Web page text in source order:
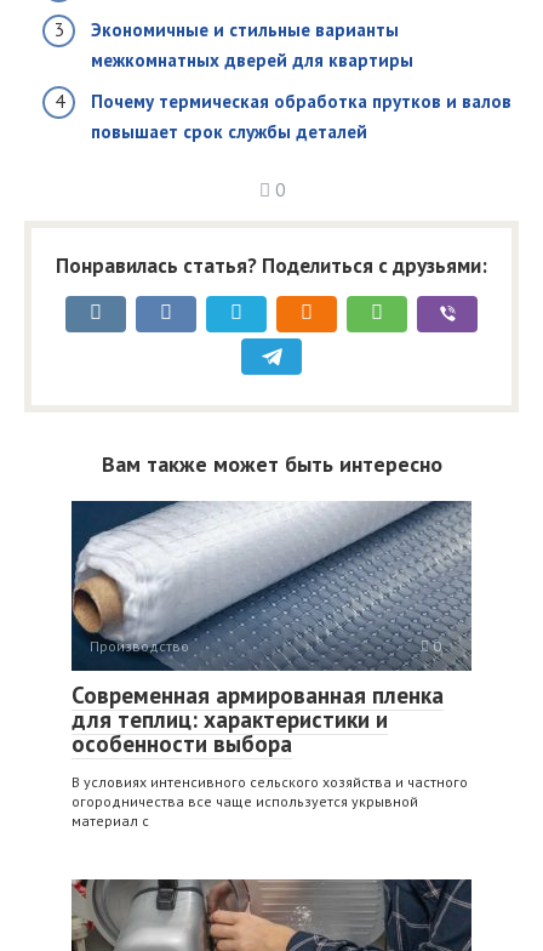
Экономичные и стильные варианты
межкомнатных дверей для квартиры
Почему термическая обработка прутков и валов
повышает срок службы деталей
0
Понравилась статья? Поделиться с друзьями:
Вам также может быть интересно
Производство 0
Современная армированная пленка
для теплиц: характеристики и
особенности выбора
В условиях интенсивного сельского хозяйства и частного
огородничества все чаще используется укрывной
материал с